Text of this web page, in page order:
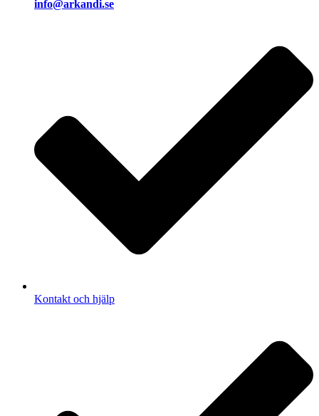
info@arkandi.se
Kontakt och hjälp